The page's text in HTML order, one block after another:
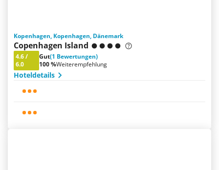
Kopenhagen, Kopenhagen, Dänemark
Copenhagen Island
4.6/
6.0
Gut(1 Bewertungen)
100 %Weiterempfehlung
Hoteldetails